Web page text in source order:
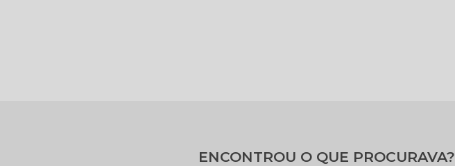
ENCONTROU O QUE PROCURAVA?